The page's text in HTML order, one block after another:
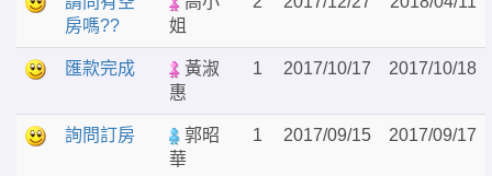
房嗎??
姐
匯款完成
黃淑
惠
1 2017/10/17 2017/10/18
詢問訂房
郭昭
華
1 2017/09/15 2017/09/17